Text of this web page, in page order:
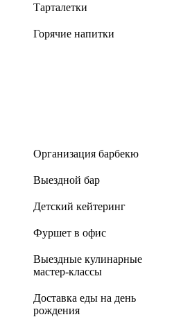
Тарталетки
Горячие напитки
Организация барбекю
Выездной бар
Детский кейтеринг
Фуршет в офис
Выездные кулинарные
мастер-классы
Доставка еды на день
рождения